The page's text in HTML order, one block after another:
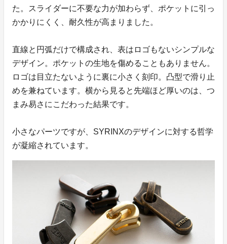
た。スライダーに不要な力が加わらず、ポケットに引っ
かかりにくく、耐久性が高まりました。
直線と円弧だけで構成され、表はロゴもないシンプルな
デザイン。ポケットの生地を傷めることもありません。
ロゴは目立たないように裏に小さく刻印。凸型で滑り止
めを兼ねています。横から見ると先端ほど厚いのは、つ
まみ易さにこだわった結果です。
小さなパーツですが、SYRINXのデザインに対する哲学
が凝縮されています。